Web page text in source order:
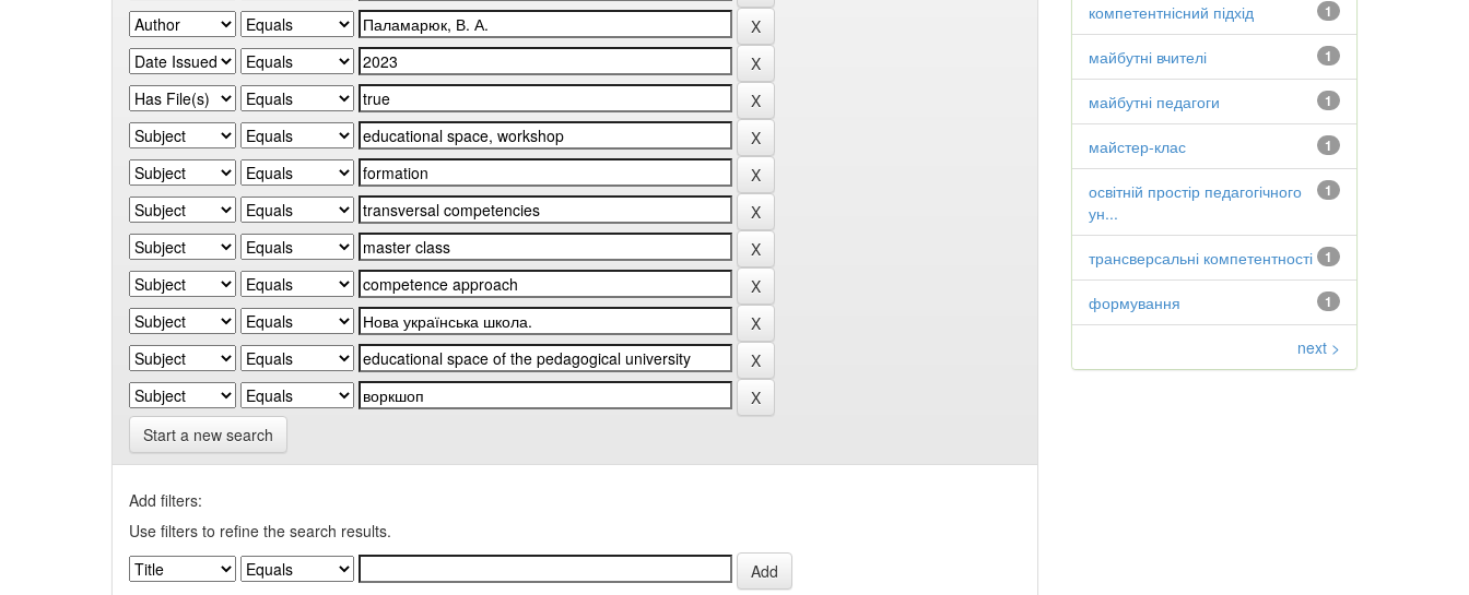
Start a new search
Add filters:
Use filters to refine the search results.
1
компетентнісний підхід
1
майбутні вчителі
1
майбутні педагоги
1
майстер-клас
1
освітній простір педагогічного
ун...
1
трансверсальні компетентності
1
формування
next >